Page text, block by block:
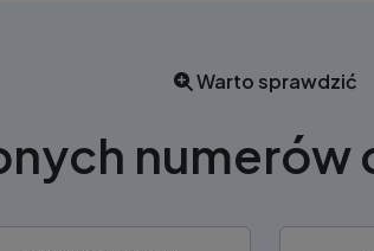
Warto sprawdzić
numerów